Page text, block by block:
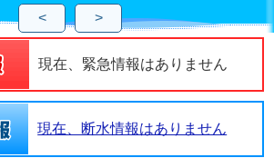
< >
現在、緊急情報はありません
現在、断水情報はありません